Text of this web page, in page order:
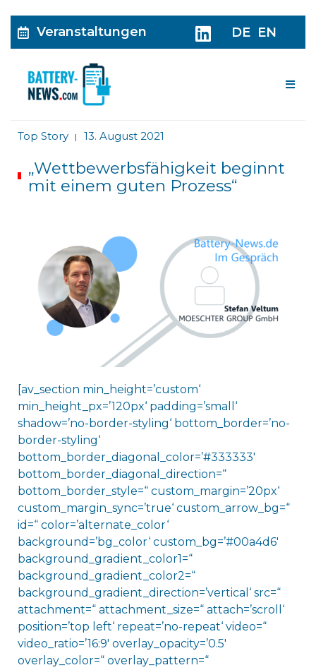
Veranstaltungen DE EN
Top Story | 13. August 2021
„Wettbewerbsfähigkeit beginnt
mit einem guten Prozess“
[av_section min_height=’custom‘
min_height_px=’120px‘ padding=’small‘
shadow=’no-border-styling‘ bottom_border=’no-
border-styling‘
bottom_border_diagonal_color=’#333333′
bottom_border_diagonal_direction=“
bottom_border_style=“ custom_margin=’20px‘
custom_margin_sync=’true‘ custom_arrow_bg=“
id=“ color=’alternate_color‘
background=’bg_color‘ custom_bg=’#00a4d6′
background_gradient_color1=“
background_gradient_color2=“
background_gradient_direction=’vertical‘ src=“
attachment=“ attachment_size=“ attach=’scroll‘
position=’top left‘ repeat=’no-repeat‘ video=“
video_ratio=’16:9′ overlay_opacity=’0.5′
overlay_color=“ overlay_pattern=“